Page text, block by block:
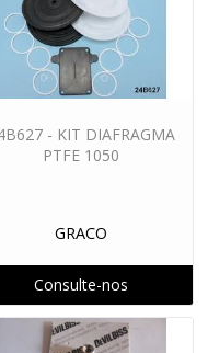
- KIT DIAFRAGMA
PTFE 1050
GRACO
Consulte-nos